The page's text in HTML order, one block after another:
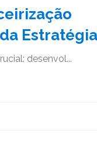
Estratégia
desenvol...